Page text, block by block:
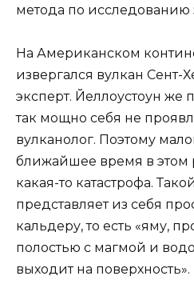
метода по исследованию
На Американском
извергался вулкан Сент-
эксперт. Йеллоустоун же
так мощно себя не
вулканолог. Поэтому
ближайшее время в этом
какая-то катастрофа.
представляет из себя
кальдеру, то есть «яму,
полостью с магмой и
выходит на поверхность».